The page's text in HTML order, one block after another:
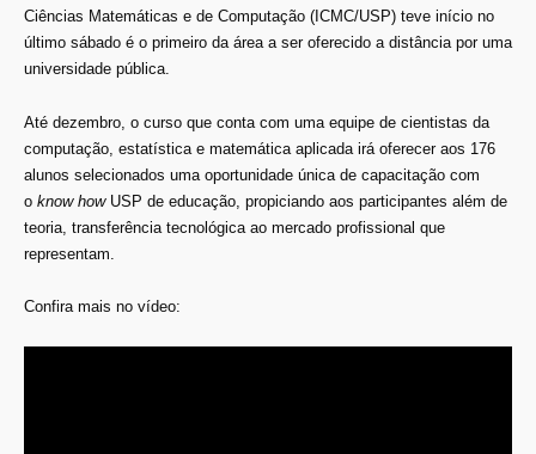
Ciências Matemáticas e de Computação (ICMC/USP) teve início no
último sábado é o primeiro da área a ser oferecido a distância por uma
universidade pública.
Até dezembro, o curso que conta com uma equipe de cientistas da
computação, estatística e matemática aplicada irá oferecer aos 176
alunos selecionados uma oportunidade única de capacitação com
o know how USP de educação, propiciando aos participantes além de
teoria, transferência tecnológica ao mercado profissional que
representam.
Confira mais no vídeo: